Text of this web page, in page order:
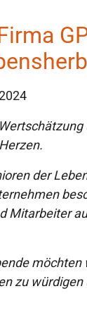
der
Mitarbeiter
möchten
zu